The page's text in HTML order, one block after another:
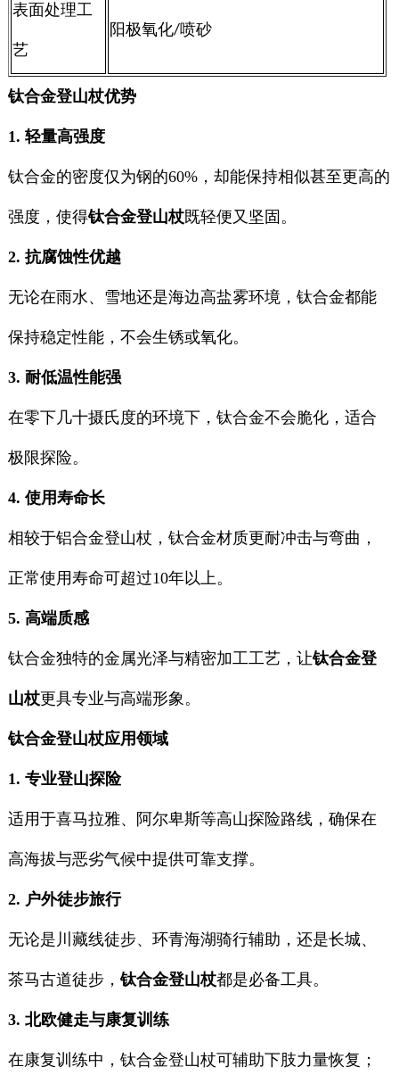
表面处理工
艺
阳极氧化/喷砂
钛合金登山杖优势
1. 轻量高强度
钛合金的密度仅为钢的60%，却能保持相似甚至更高的
强度，使得钛合金登山杖既轻便又坚固。
2. 抗腐蚀性优越
无论在雨水、雪地还是海边高盐雾环境，钛合金都能
保持稳定性能，不会生锈或氧化。
3. 耐低温性能强
在零下几十摄氏度的环境下，钛合金不会脆化，适合
极限探险。
4. 使用寿命长
相较于铝合金登山杖，钛合金材质更耐冲击与弯曲，
正常使用寿命可超过10年以上。
5. 高端质感
钛合金独特的金属光泽与精密加工工艺，让钛合金登
山杖更具专业与高端形象。
钛合金登山杖应用领域
1. 专业登山探险
适用于喜马拉雅、阿尔卑斯等高山探险路线，确保在
高海拔与恶劣气候中提供可靠支撑。
2. 户外徒步旅行
无论是川藏线徒步、环青海湖骑行辅助，还是长城、
茶马古道徒步，钛合金登山杖都是必备工具。
3. 北欧健走与康复训练
在康复训练中，钛合金登山杖可辅助下肢力量恢复；